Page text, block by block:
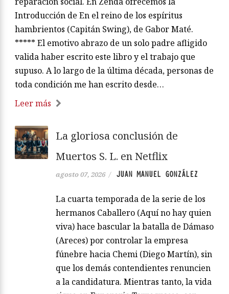
como un fracaso moral, y ofrece un camino
diferente hacia la comprensión, la esperanza y la
reparación social. En Zenda ofrecemos la
Introducción de En el reino de los espíritus
hambrientos (Capitán Swing), de Gabor Maté.
***** El emotivo abrazo de un solo padre afligido
valida haber escrito este libro y el trabajo que
supuso. A lo largo de la última década, personas de
Leer más
La gloriosa conclusión de
agosto 07, 2026 JUAN MANUEL GONZÁLEZ
La cuarta temporada de la serie de los
hermanos Caballero (Aquí no hay quien
viva) hace bascular la batalla de Dámaso
(Areces) por controlar la empresa
fúnebre hacia Chemi (Diego Martín), sin